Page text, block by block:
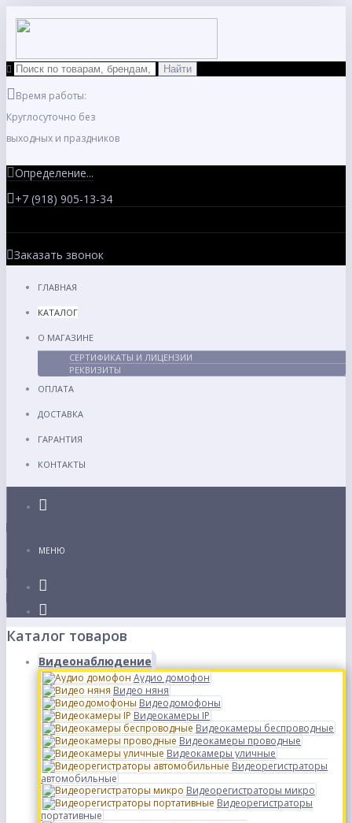
Время работы:
Круглосуточно без
выходных и праздников
Определение...
+7 (918) 905-13-34
Заказать звонок
ГЛАВНАЯ
КАТАЛОГ
О МАГАЗИНЕ
СЕРТИФИКАТЫ И ЛИЦЕНЗИИ
РЕКВИЗИТЫ
ОПЛАТА
ДОСТАВКА
ГАРАНТИЯ
КОНТАКТЫ
МЕНЮ
Каталог товаров
Видеонаблюдение
Аудио домофон
Видео няня
Видеодомофоны
Видеокамеры IP
Видеокамеры беспроводные
Видеокамеры проводные
Видеокамеры уличные
Видеорегистраторы
автомобильные
Видеорегистраторы микро
Видеорегистраторы
портативные